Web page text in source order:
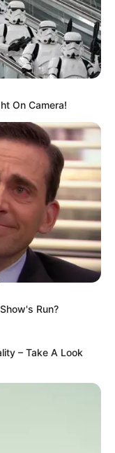
On Camera!
Run?
– Take A Look